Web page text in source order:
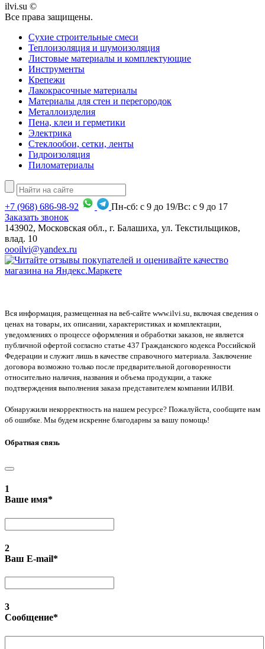
ilvi.su ©
Все права защищены.
Сухие строительные смеси
Теплоизоляция и шумоизоляция
Листовые материалы и комплектующие
Инструменты
Крепежи
Лакокрасочные материалы
Материалы для стен и перегородок
Металлоизделия
Пена, клеи и герметики
Электрика
Стеклообои, сетки, ленты
Гидроизоляция
Пиломатериалы
+7 (968) 686-98-92
Пн-сб: с 9 до 19/Вс: с 9 до 17
Заказать звонок
143902, Московская обл., г. Балашиха, ул. Текстильщиков,
влад. 10
oooilvi@yandex.ru
Вся информация, размещенная на веб-сайте www.ilvi.su, включая сведения о
ценах на товары, их описании, характеристиках и комплектации,
уведомлениях о процессе оформления и обработки заказов, не является
публичной офертой согласно статье 437 Гражданского кодекса Российской
Федерации и служит лишь в качестве справочного материала. Заключение
договора возможно только после предварительной договоренности
относительно наличия, названия и объема продукции, а также
подтверждения выполнения заказа представителем компании ИЛВИ.
Обнаружили некорректность на нашем ресурсе? Пожалуйста, сообщите нам
об ошибке. Мы будем искренне благодарны за вашу помощь!
Обратная связь
1
Ваше имя*
2
Ваш E-mail*
3
Сообщение*